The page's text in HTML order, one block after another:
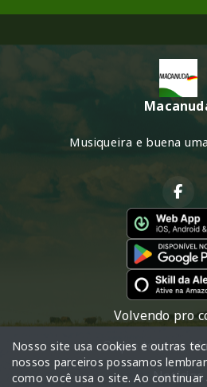
Musiqueira e buena
Volvendo pro
O que toca na
Notícias
Nosso site usa cookies e outras
nossos parceiros possamos
como você usa o site. Ao